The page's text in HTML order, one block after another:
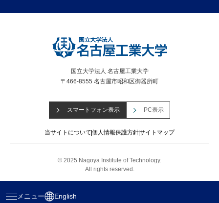
メニュー English
国立大学法人 名古屋工業大学
〒466-8555 名古屋市昭和区御器所町
スマートフォン表示 PC表示
当サイトについて個人情報保護方針サイトマップ
© 2025 Nagoya Institute of Technology.
All rights reserved.